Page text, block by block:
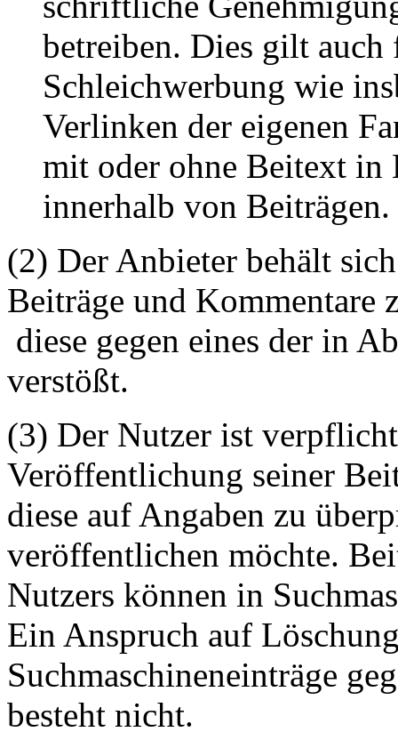
betreiben. Dies gilt auch
Schleichwerbung wie
Verlinken der eigenen
mit oder ohne Beitext in
innerhalb von Beiträgen.
(2) Der Anbieter behält
Beiträge und Kommentare
diese gegen eines der in
verstößt.
(3) Der Nutzer ist
Veröffentlichung seiner
diese auf Angaben zu
veröffentlichen möchte.
Nutzers können in
Ein Anspruch auf
Suchmaschineneinträge
besteht nicht.